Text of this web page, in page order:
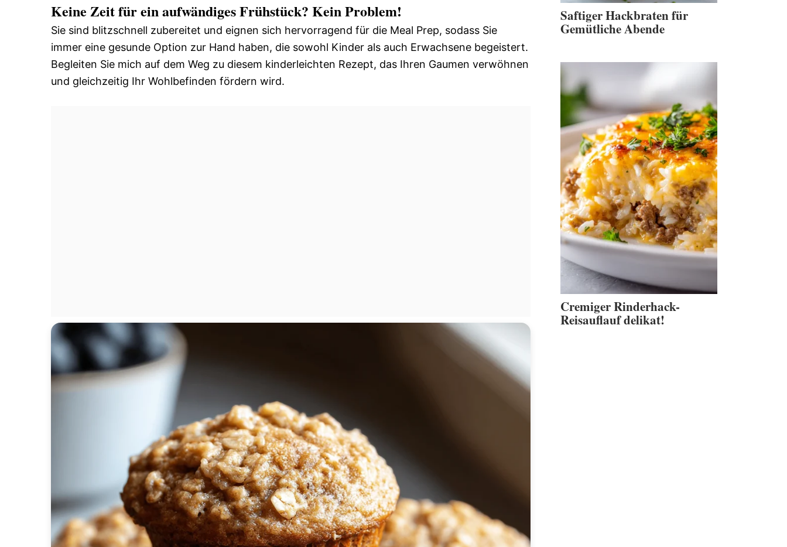
Keine Zeit für ein aufwändiges Frühstück? Kein Problem!
Sie sind blitzschnell zubereitet und eignen sich hervorragend für die Meal Prep, sodass Sie
immer eine gesunde Option zur Hand haben, die sowohl Kinder als auch Erwachsene begeistert.
Begleiten Sie mich auf dem Weg zu diesem kinderleichten Rezept, das Ihren Gaumen verwöhnen
und gleichzeitig Ihr Wohlbefinden fördern wird.
Saftiger Hackbraten für
Gemütliche Abende
Cremiger Rinderhack-
Reisauflauf delikat!